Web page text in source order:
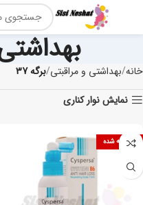
خانه بھداشتی و مراقبتی برگه 37
نمایش نوار کناری
فروخته شده